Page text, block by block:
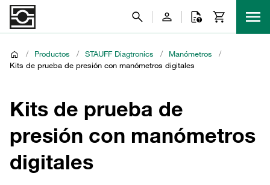
/ Productos / STAUFF Diagtronics / Manómetros
/
Kits de prueba de presión con manómetros digitales
Kits de prueba de
presión con manómetros
digitales